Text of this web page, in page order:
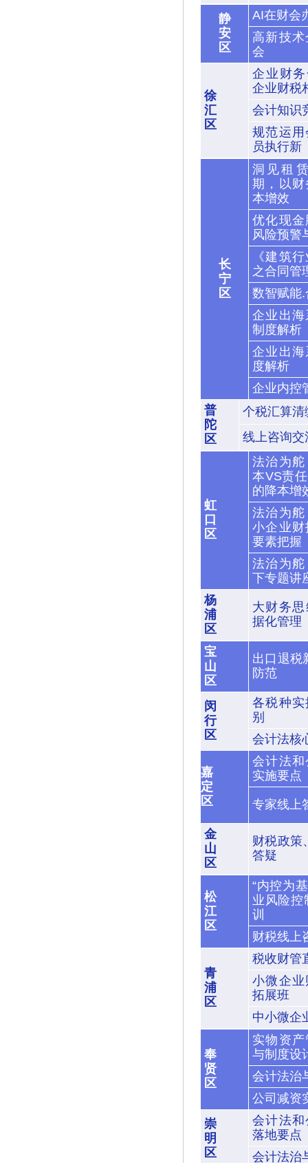
静
安
区
AI在财会
高新技
会
徐
汇
区
企业财
企业财税
会计知识
规范运
员执行新
长
宁
区
洞见租
期，以
本增效
优化现
风险预警
《建筑
之合同管
数智赋能
企业出
制度解析
企业出
度解析
企业内控
普
陀
区
个税汇算
线上咨询交
虹
口
区
法治为
本VS责
的降本增
法治为
小企业
要素把握
法治为
下专题讲
杨
浦
区
大财务
据化管理
宝
山
区
出口退税
防范
闵
行
区
各税种
别
会计法核
嘉
定
区
会计法
实施要点
专家线上
金
山
区
财税政策
答疑
松
江
区
“内控为
业风险控
训
财税线上
青
浦
区
税收财管
小微企
拓展班
中小微企
奉
贤
区
实物资
与制度设
会计法治
公司减资
崇
明
区
会计法
落地要点
会计法治